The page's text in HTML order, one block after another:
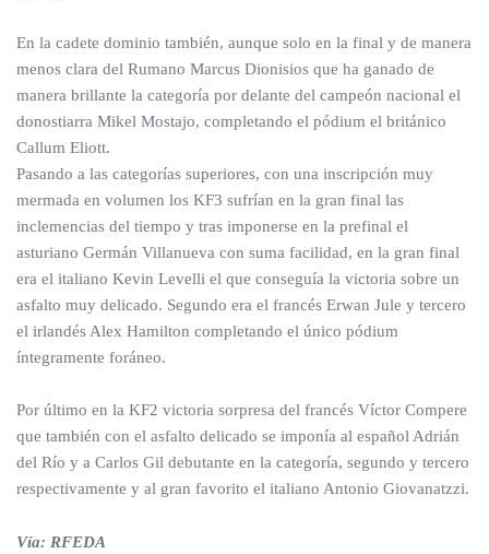
En la cadete dominio también, aunque solo en la final y de manera
menos clara del Rumano Marcus Dionisios que ha ganado de
manera brillante la categoría por delante del campeón nacional el
donostiarra Mikel Mostajo, completando el pódium el británico
Callum Eliott.
Pasando a las categorías superiores, con una inscripción muy
mermada en volumen los KF3 sufrían en la gran final las
inclemencias del tiempo y tras imponerse en la prefinal el
asturiano Germán Villanueva con suma facilidad, en la gran final
era el italiano Kevin Levelli el que conseguía la victoria sobre un
asfalto muy delicado. Segundo era el francés Erwan Jule y tercero
el irlandés Alex Hamilton completando el único pódium
íntegramente foráneo.
Por último en la KF2 victoria sorpresa del francés Víctor Compere
que también con el asfalto delicado se imponía al español Adrián
del Río y a Carlos Gil debutante en la categoría, segundo y tercero
respectivamente y al gran favorito el italiano Antonio Giovanatzzi.
Vía: RFEDA